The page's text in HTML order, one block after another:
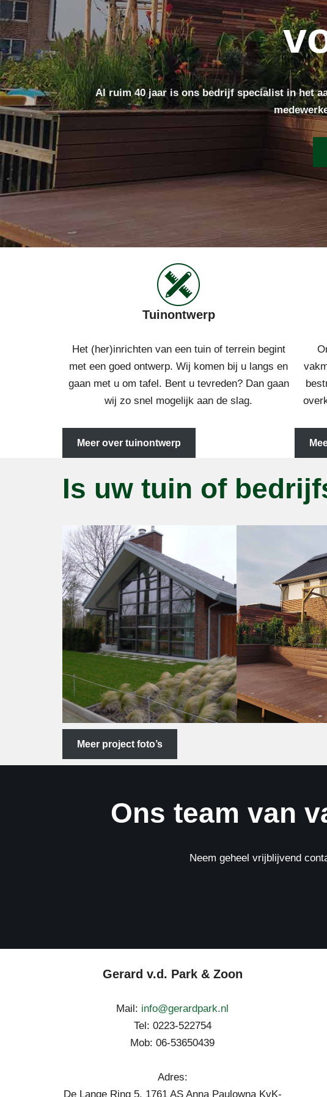
Al ruim 40 jaar is ons bedrijf specialist in het
Tuinontwerp
Het (her)inrichten van een tuin of terrein begint
met een goed ontwerp. Wij komen bij u langs en
gaan met u om tafel. Bent u tevreden? Dan gaan
wij zo snel mogelijk aan de slag.
Meer over tuinontwerp
Is uw tuin of
Meer project foto’s
Ons team van
Neem geheel vrijblijvend
Gerard v.d. Park & Zoon
Mail: info@gerardpark.nl
Tel: 0223-522754
Mob: 06-53650439
Adres:
De Lange Ring 5, 1761 AS Anna Paulowna KvK-